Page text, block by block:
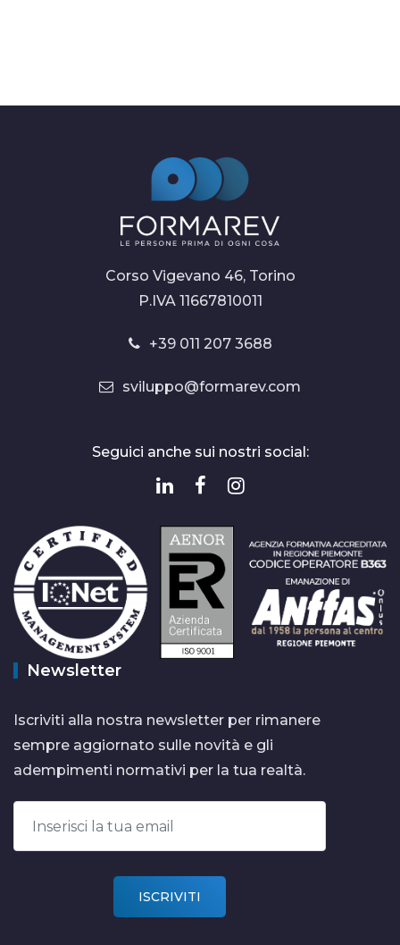
Corso Vigevano 46, Torino
P.IVA 11667810011
+39 011 207 3688
sviluppo@formarev.com
Seguici anche sui nostri social:
Newsletter
Iscriviti alla nostra newsletter per rimanere
sempre aggiornato sulle novità e gli
adempimenti normativi per la tua realtà.